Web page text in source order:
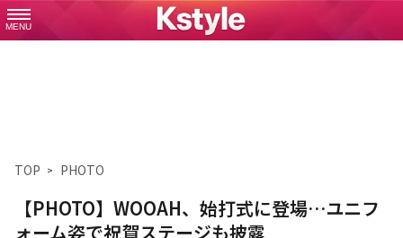
MENU
TOP PHOTO
【PHOTO】WOOAH、始打式に登場…ユニフ
ォーム姿で祝賀ステージも披露